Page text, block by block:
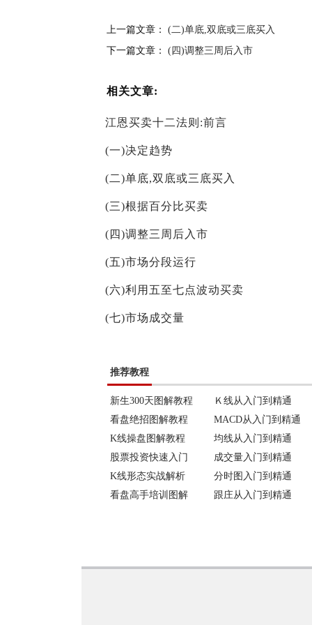
上一篇文章： (二)单底,双底或三底买入
下一篇文章： (四)调整三周后入市
相关文章:
江恩买卖十二法则:前言
(一)决定趋势
(二)单底,双底或三底买入
(三)根据百分比买卖
(四)调整三周后入市
(五)市场分段运行
(六)利用五至七点波动买卖
(七)市场成交量